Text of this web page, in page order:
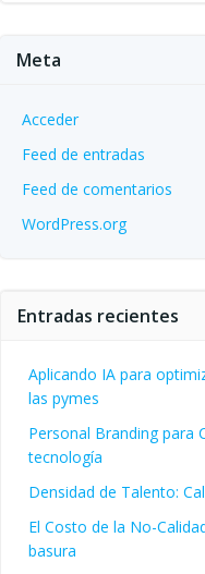
Meta
Acceder
Feed de entradas
Feed de comentarios
WordPress.org
Entradas recientes
Aplicando IA para
las pymes
Personal Branding para
tecnología
Densidad de Talento:
El Costo de la No-
basura